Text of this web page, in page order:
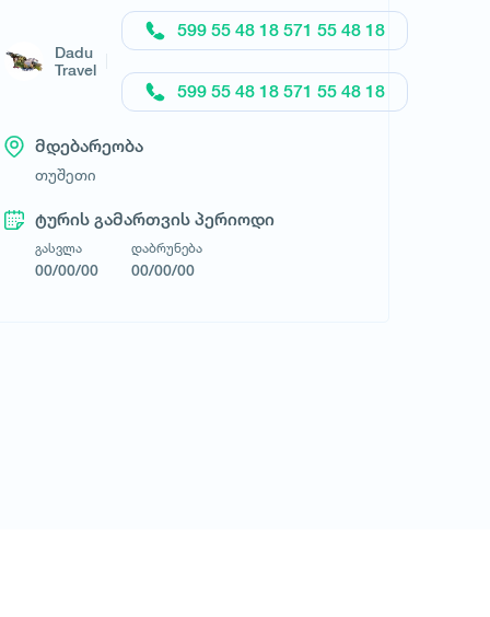
Dadu
Travel
599 55 48 18 571 55 48 18
599 55 48 18 571 55 48 18
მდებარეობა
თუშეთი
ტურის გამართვის პერიოდი
გასვლა
00/00/00
დაბრუნება
00/00/00